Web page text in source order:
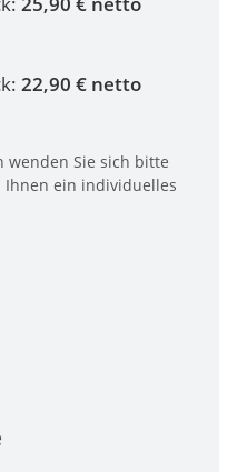
22,90 € netto
wenden Sie sich bitte
ein individuelles